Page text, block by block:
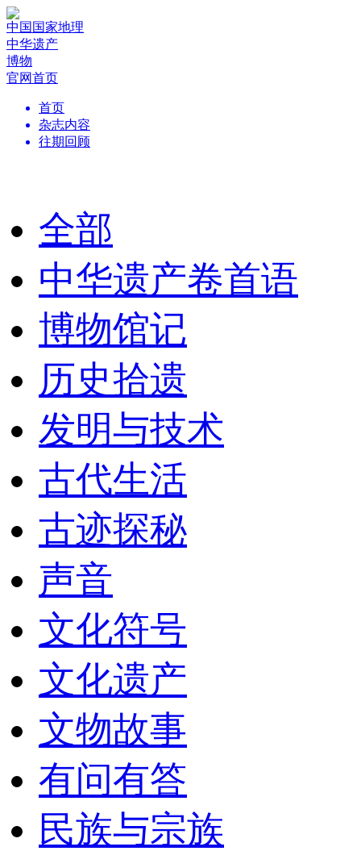
中国国家地理
中华遗产
博物
官网首页
首页
杂志内容
往期回顾
全部
中华遗产卷首语
博物馆记
历史拾遗
发明与技术
古代生活
古迹探秘
声音
文化符号
文化遗产
文物故事
有问有答
民族与宗族